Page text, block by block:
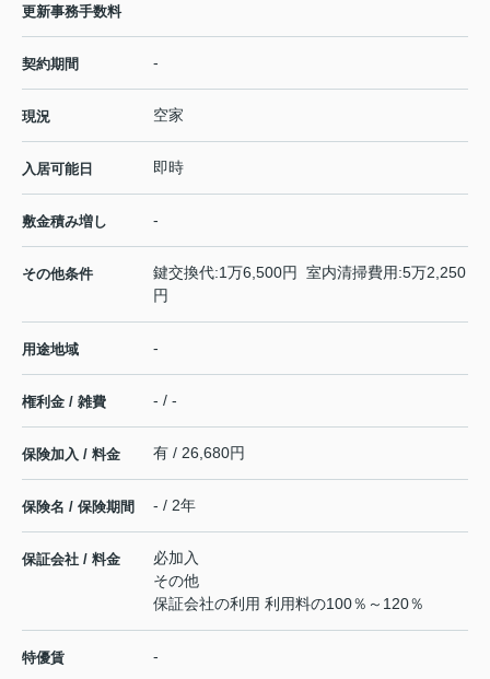
更新事務手数料
契約期間 -
現況 空家
入居可能日 即時
敷金積み増し -
その他条件
鍵交換代:1万6,500円 室内清掃費用:5万2,250
円
用途地域 -
権利金 / 雑費 - / -
保険加入 / 料金 有 / 26,680円
保険名 / 保険期間 - / 2年
保証会社 / 料金
必加入
その他
保証会社の利用 利用料の100％～120％
特優賃 -